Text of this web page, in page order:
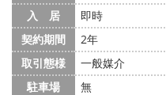
入 居
即時
契約期間
2年
取引態様
一般媒介
駐車場
無